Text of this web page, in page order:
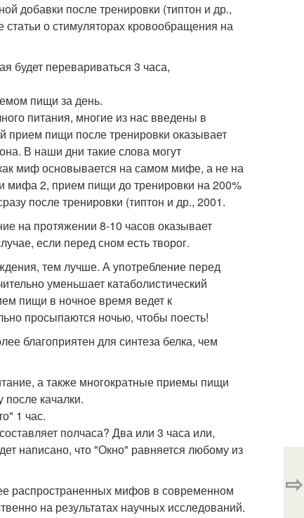
добавки после тренировки (типтон и др.,
о стимуляторах кровообращения на
будет перевариваться 3 часа,
пищи за день.
питания, многие из нас введены в
прием пищи после тренировки оказывает
В наши дни такие слова могут
миф основывается на самом мифе, а не на
мифа 2, прием пищи до тренировки на 200%
после тренировки (типтон и др., 2001.
на протяжении 8-10 часов оказывает
если перед сном есть творог.
тем лучше. А употребление перед
уменьшает катаболистический
пищи в ночное время ведет к
просыпаются ночью, чтобы поесть!
благоприятен для синтеза белка, чем
а также многократные приемы пищи
после качалки.
1 час.
полчаса? Два или 3 часа или,
написано, что "Окно" равняется любому из
распространенных мифов в современном
на результатах научных исследований.
⇨